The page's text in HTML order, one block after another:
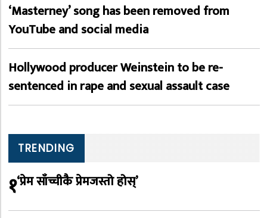
‘Masterney’ song has been removed from
YouTube and social media
Hollywood producer Weinstein to be re-
sentenced in rape and sexual assault case
TRENDING
१‘प्रेम साँच्चीकै प्रेमजस्तो होस्’